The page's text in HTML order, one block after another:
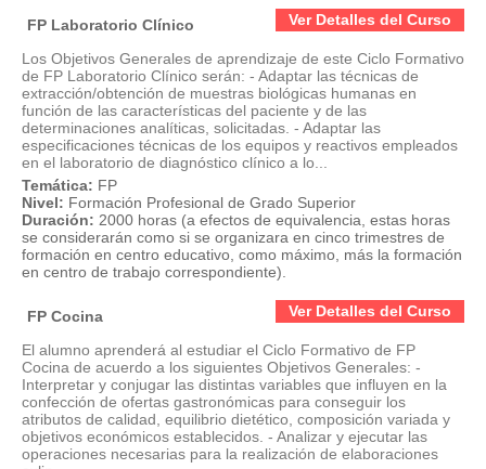
Ver Detalles del Curso
FP Laboratorio Clínico
Los Objetivos Generales de aprendizaje de este Ciclo Formativo
de FP Laboratorio Clínico serán: - Adaptar las técnicas de
extracción/obtención de muestras biológicas humanas en
función de las características del paciente y de las
determinaciones analíticas, solicitadas. - Adaptar las
especificaciones técnicas de los equipos y reactivos empleados
en el laboratorio de diagnóstico clínico a lo...
Temática: FP
Nivel: Formación Profesional de Grado Superior
Duración: 2000 horas (a efectos de equivalencia, estas horas
se considerarán como si se organizara en cinco trimestres de
formación en centro educativo, como máximo, más la formación
en centro de trabajo correspondiente).
Ver Detalles del Curso
FP Cocina
El alumno aprenderá al estudiar el Ciclo Formativo de FP
Cocina de acuerdo a los siguientes Objetivos Generales: -
Interpretar y conjugar las distintas variables que influyen en la
confección de ofertas gastronómicas para conseguir los
atributos de calidad, equilibrio dietético, composición variada y
objetivos económicos establecidos. - Analizar y ejecutar las
operaciones necesarias para la realización de elaboraciones